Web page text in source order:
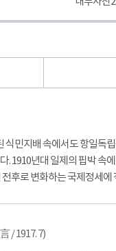
민지배 속에서도 항일독
. 1910년대 일제의 핍박 속
후로 변화하는 국제정세
/ 1917. 7)